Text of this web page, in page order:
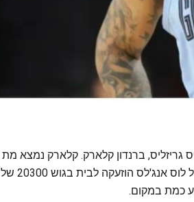
גריזליס, ברנדון קלארק. קלארק נמצא מת
בבית בלוס אנג'לס ב-11 במאי. הוא היה בן 29. מחלקת הכבאות של לוס אנג'לס הוזעקה לבית בגוש 20300 של